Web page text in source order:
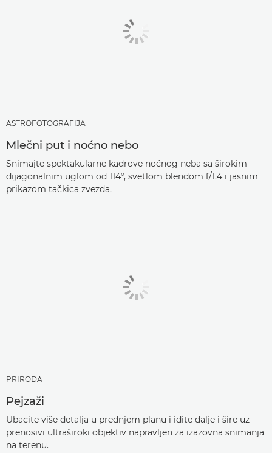
ASTROFOTOGRAFIJA
Mlečni put i noćno nebo
Snimajte spektakularne kadrove noćnog neba sa širokim
dijagonalnim uglom od 114°, svetlom blendom f/1.4 i jasnim
prikazom tačkica zvezda.
PRIRODA
Pejzaži
Ubacite više detalja u prednjem planu i idite dalje i šire uz
prenosivi ultraširoki objektiv napravljen za izazovna snimanja
na terenu.